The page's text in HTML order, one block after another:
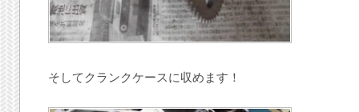
そしてクランクケースに収めます！